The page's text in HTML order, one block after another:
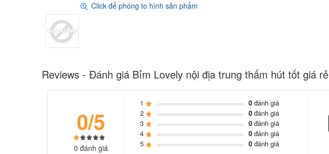
Click để phóng to hình sản phẩm
Reviews - Đánh giá Bỉm Lovely nội địa trung thấm hút tốt giá rẻ
0/5
0 đánh giá
1 0 đánh giá
2
0 đánh giá
3
0 đánh giá
4
0 đánh giá
5
0 đánh giá